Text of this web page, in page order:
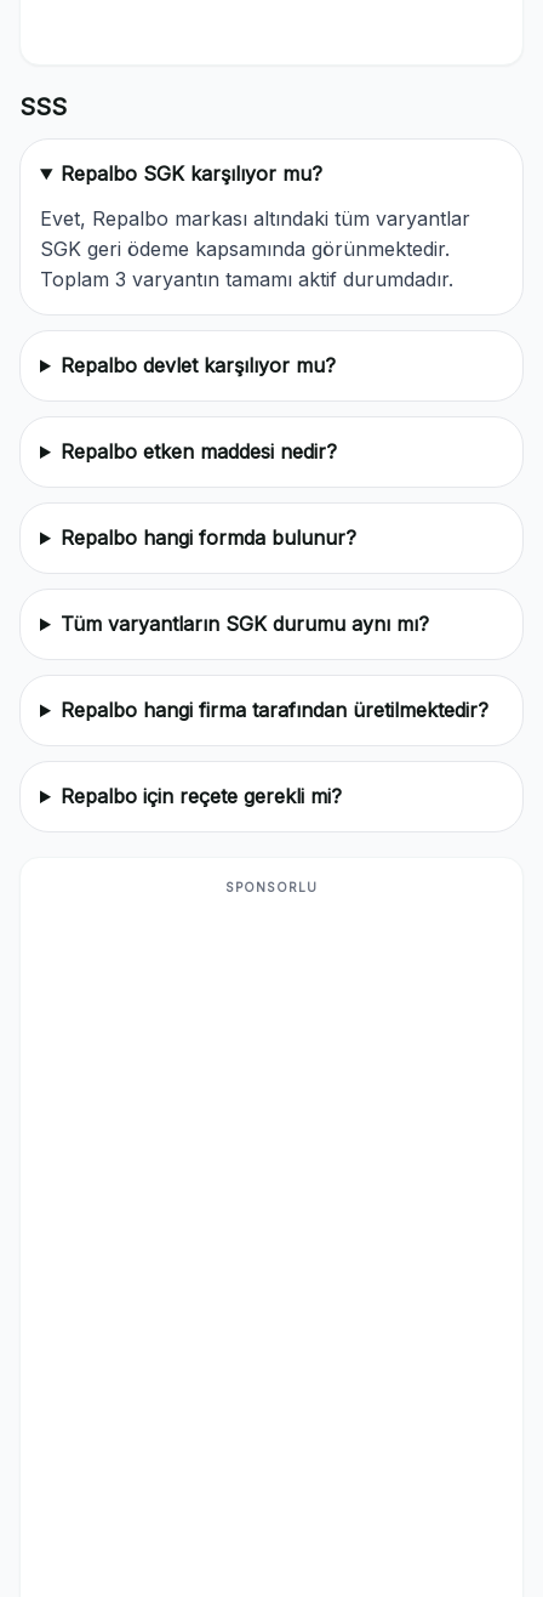
SSS
Repalbo SGK karşılıyor mu?
Evet, Repalbo markası altındaki tüm varyantlar
SGK geri ödeme kapsamında görünmektedir.
Toplam 3 varyantın tamamı aktif durumdadır.
Repalbo devlet karşılıyor mu?
Repalbo etken maddesi nedir?
Repalbo hangi formda bulunur?
Tüm varyantların SGK durumu aynı mı?
Repalbo hangi firma tarafından üretilmektedir?
Repalbo için reçete gerekli mi?
SPONSORLU